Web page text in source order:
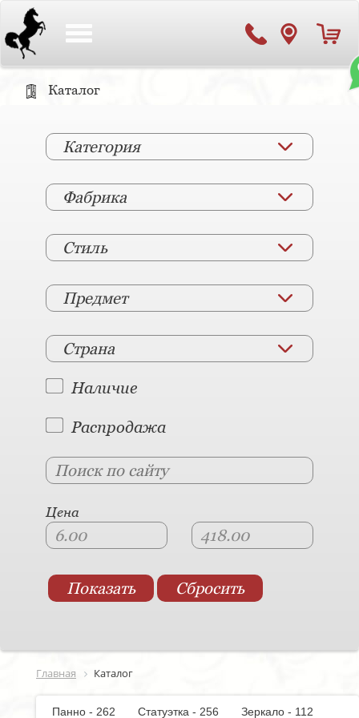
Каталог
Категория
Фабрика
Стиль
Предмет
Страна
Наличие
Распродажа
Цена
Главная Каталог
Панно - 262 Статуэтка - 256
Зеркало - 112